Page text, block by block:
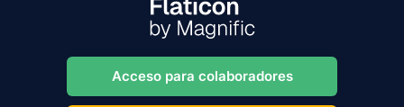
Acceso para colaboradores